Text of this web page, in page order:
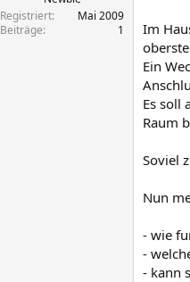
Registriert
Mai 2009
Beiträge
1
Im
Ein
Es soll
Raum
Soviel
Nun
- wie
-
- kann